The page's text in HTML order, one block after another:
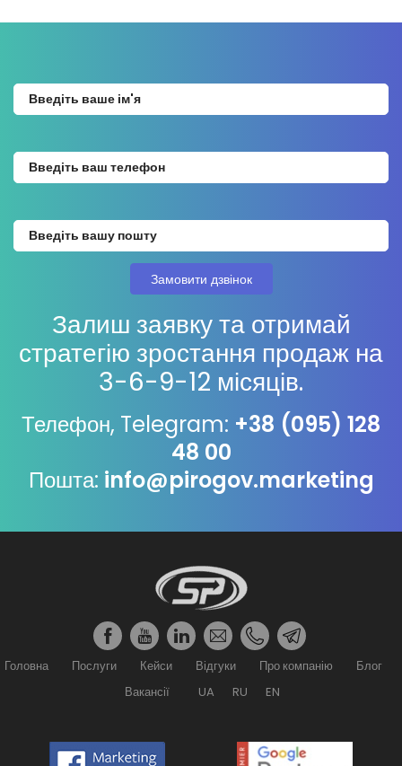
Залиш заявку та отримай
стратегію зростання продаж на
3-6-9-12 місяців.
Телефон, Telegram: +38 (095) 128
48 00
Пошта: info@pirogov.marketing
Головна Послуги Кейси Відгуки Про компанію
Блог
Вакансії